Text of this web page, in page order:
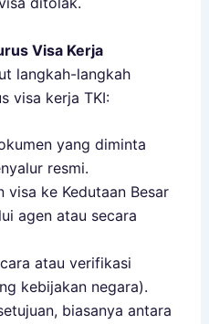
Visa Kerja
langkah-langkah
visa kerja TKI:
yang diminta
resmi.
visa ke Kedutaan Besar
agen atau secara
atau verifikasi
kebijakan negara).
biasanya antara